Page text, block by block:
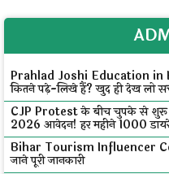
Prahlad Joshi Education in
कितने पढ़े-लिखे हैं? खुद ही देख लो
CJP Protest के बीच चुपके से
2026 आवेदन! हर महीने ₹1000
Bihar Tourism Influencer
जाने पूरी जानकारी